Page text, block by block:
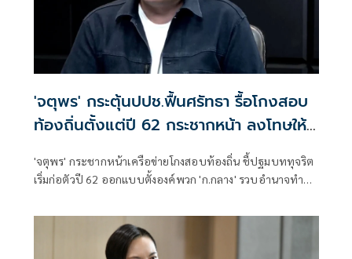
'จตุพร' กระตุ้นปปช.ฟื้นศรัทธา รื้อโกงสอบ
ท้องถิ่นตั้งแต่ปี 62 กระชากหน้า ลงโทษให้
'จตุพร' กระชากหน้าเครือข่ายโกงสอบท้องถิ่น ชี้ปฐมบททุจริต
เริ่มก่อตัวปี 62 ออกแบบตั้งองค์พวก 'ก.กลาง' รวบอำนาจทำ
62 จับกุมลงโทษให้เข็ดหลาบ